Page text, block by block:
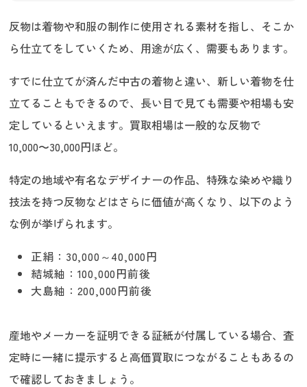
反物は着物や和服の制作に使用される素材を指し、そこか
ら仕立てをしていくため、用途が広く、需要もあります。
すでに仕立てが済んだ中古の着物と違い、新しい着物を仕
立てることもできるので、長い目で見ても需要や相場も安
定しているといえます。買取相場は一般的な反物で
10,000〜30,000円ほど。
特定の地域や有名なデザイナーの作品、特殊な染めや織り
技法を持つ反物などはさらに価値が高くなり、以下のよう
な例が挙げられます。
正絹：30,000～40,000円
結城紬：100,000円前後
大島紬：200,000円前後
産地やメーカーを証明できる証紙が付属している場合、査
定時に一緒に提示すると高価買取につながることもあるの
で確認しておきましょう。